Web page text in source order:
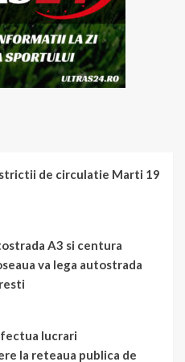
de circulatie Marti 19
A3 si centura
va lega autostrada
lucrari
la reteaua publica de